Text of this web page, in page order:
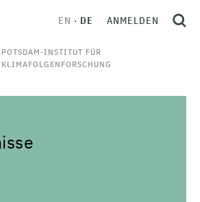
POTSDAM-INSTITUT FÜR
KLIMAFOLGENFORSCHUNG
EN DE ANMELDEN